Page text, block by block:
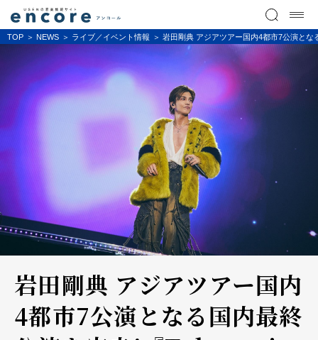
TOP NEWS ライブ／イベント情報 岩田剛典 アジアツアー国内4都市7公演とな
岩田剛典 アジアツアー国内
4都市7公演となる国内最終